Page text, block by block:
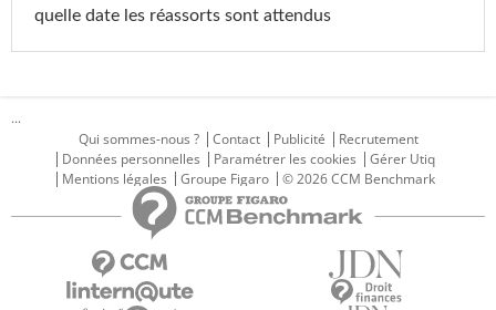
quelle date les réassorts sont attendus
...
Qui sommes-nous ?
Contact Publicité
Recrutement
Données personnelles
Paramétrer les cookies
Gérer Utiq
Mentions légales
Groupe Figaro © 2026 CCM Benchmark